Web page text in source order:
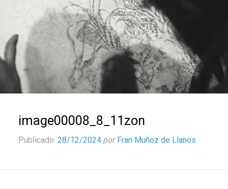
image00008_8_11zon
Publicado: 28/12/2024 por Fran Muñoz de Llanos